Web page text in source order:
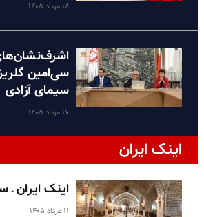
۱۸ مرداد ۱۴۰۵
سی‌امین
سیمای آزادی
۱۷ مرداد ۱۴۰۵
اینک ایران
اینک ایران ـ
۱۱ مرداد ۱۴۰۵